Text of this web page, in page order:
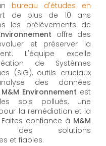
bureau d'études en
de plus de 10 ans
les prélèvements de
offre des
et préserver la
L'équipe excelle
de Systèmes
(SIG), outils cruciaux
des données
M&M Environnement est
sols pollués, une
la remédiation et la
confiance à M&M
solutions
et fiables.